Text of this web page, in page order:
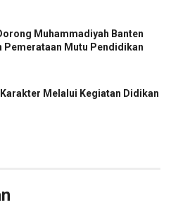
Muhammadiyah Banten
Pemerataan Mutu Pendidikan
Melalui Kegiatan Didikan